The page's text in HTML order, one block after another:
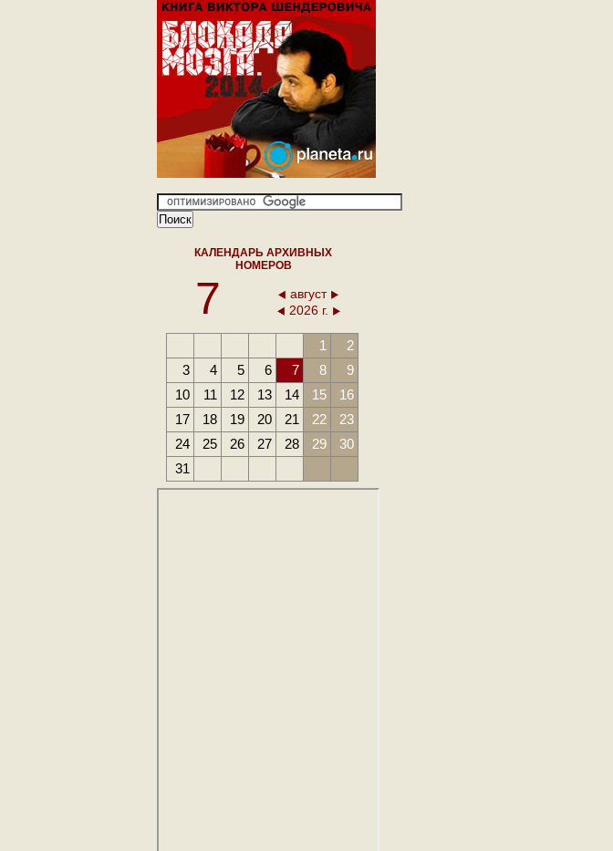
КАЛЕНДАРЬ АРХИВНЫХ
НОМЕРОВ
7
август
2026 г.
1
2
3
4 5 6 7 8
9
10
11 12 13 14 15
16
17
18 19 20 21 22
23
24
25 26 27 28 29
30
31